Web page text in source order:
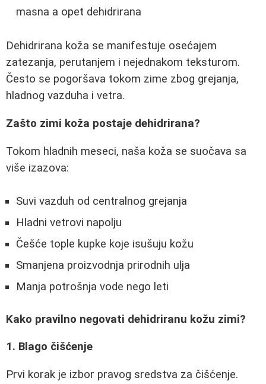
masna a opet dehidrirana
Dehidrirana koža se manifestuje osećajem
zatezanja, perutanjem i nejednakom teksturom.
Često se pogoršava tokom zime zbog grejanja,
hladnog vazduha i vetra.
Zašto zimi koža postaje dehidrirana?
Tokom hladnih meseci, naša koža se suočava sa
više izazova:
Suvi vazduh od centralnog grejanja
Hladni vetrovi napolju
Češće tople kupke koje isušuju kožu
Smanjena proizvodnja prirodnih ulja
Manja potrošnja vode nego leti
Kako pravilno negovati dehidriranu kožu zimi?
1. Blago čišćenje
Prvi korak je izbor pravog sredstva za čišćenje.